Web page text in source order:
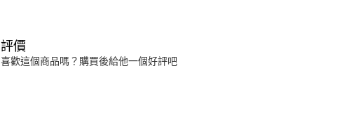
評價
喜歡這個商品嗎？購買後給他一個好評吧